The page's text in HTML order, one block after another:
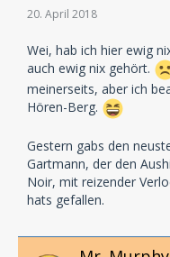
20. April 2018
Wei, hab ich hier ewig
auch ewig nix gehört.
meinerseits, aber ich
Hören-Berg.
Gestern gabs den
Gartmann, der den
Noir, mit reizender
hats gefallen.